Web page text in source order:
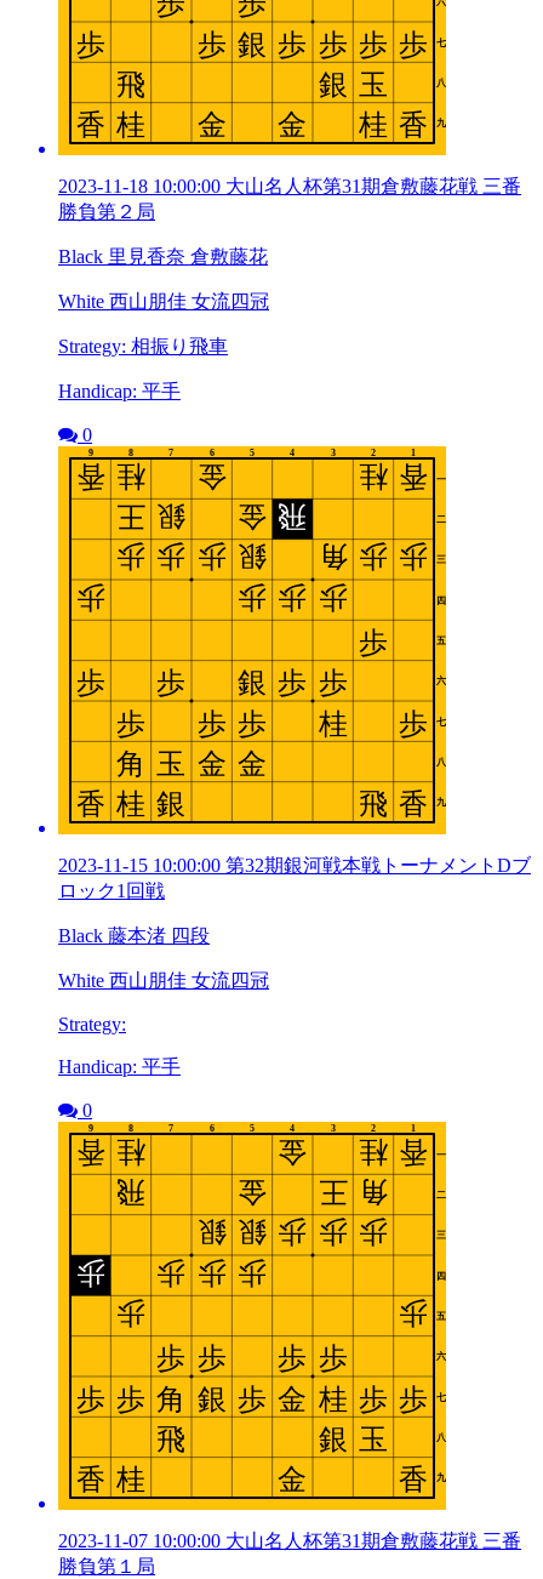
2023-11-18 10:00:00 大山名人杯第31期倉敷藤花戦 三番
勝負第２局
Black 里見香奈 倉敷藤花
White 西山朋佳 女流四冠
Strategy: 相振り飛車
Handicap: 平手
0
2023-11-15 10:00:00 第32期銀河戦本戦トーナメントDブ
ロック1回戦
Black 藤本渚 四段
White 西山朋佳 女流四冠
Strategy:
Handicap: 平手
0
2023-11-07 10:00:00 大山名人杯第31期倉敷藤花戦 三番
勝負第１局